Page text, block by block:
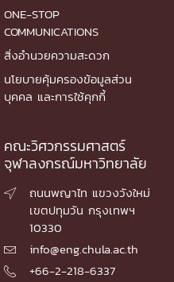
ONE-STOP
COMMUNICATIONS
สิ่งอำนวยความสะดวก
นโยบายคุ้มครองข้อมูลส่วน
บุคคล และการใช้คุกกี้
คณะวิศวกรรมศาสตร์
จุฬาลงกรณ์มหาวิทยาลัย

ถนนพญาไท แขวงวังใหม่
เขตปทุมวัน กรุงเทพฯ
10330
 info@eng.chula.ac.th
 +66-2-218-6337